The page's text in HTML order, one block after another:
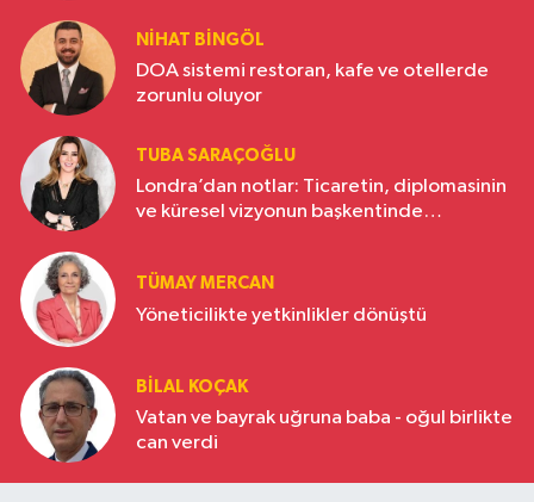
NIHAT BINGÖL
DOA sistemi restoran, kafe ve otellerde
zorunlu oluyor
TUBA SARAÇOĞLU
Londra’dan notlar: Ticaretin, diplomasinin
ve küresel vizyonun başkentinde
TÜMAY MERCAN
Yöneticilikte yetkinlikler dönüştü
BILAL KOÇAK
Vatan ve bayrak uğruna baba - oğul birlikte
can verdi